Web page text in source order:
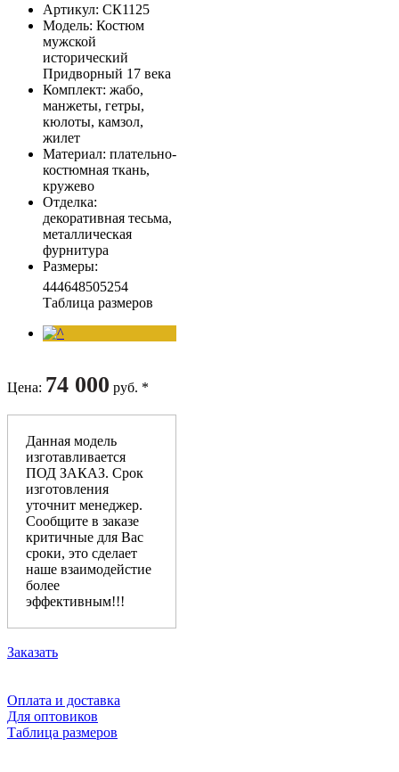
Артикул: СК1125
Модель: Костюм
мужской
исторический
Придворный 17 века
Комплект: жабо,
манжеты, гетры,
кюлоты, камзол,
жилет
Материал: плательно-
костюмная ткань,
кружево
Отделка:
декоративная тесьма,
металлическая
фурнитура
Размеры:
444648505254
Таблица размеров
Цена: 74 000 руб. *
Данная модель
изготавливается
ПОД ЗАКАЗ. Срок
изготовления
уточнит менеджер.
Сообщите в заказе
критичные для Вас
сроки, это сделает
наше взаимодейстие
более
эффективным!!!
Заказать
Оплата и доставка
Для оптовиков
Таблица размеров